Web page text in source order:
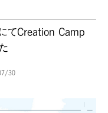
にてCreation Camp
30